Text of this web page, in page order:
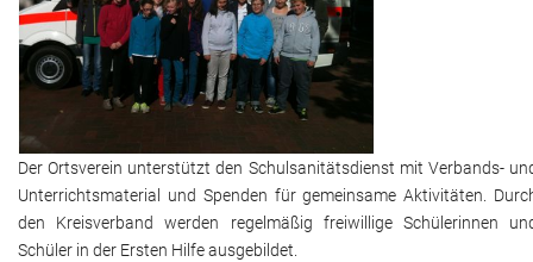
Der Ortsverein unterstützt den Schulsanitätsdienst mit Verbands-
Unterrichtsmaterial und Spenden für gemeinsame Aktivitäten.
den Kreisverband werden regelmäßig freiwillige Schülerinnen
Schüler in der Ersten Hilfe ausgebildet.